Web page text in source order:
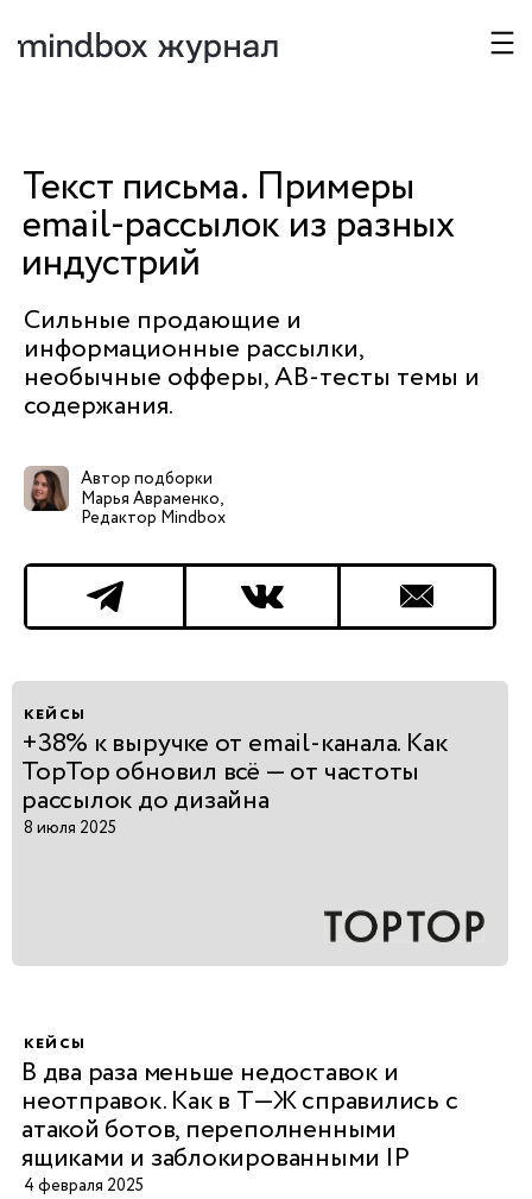
Текст письма. Примеры
email-рассылок из разных
индустрий
Сильные продающие и
информационные рассылки,
необычные офферы, AB-тесты темы и
содержания.
Автор подборки
Марья Авраменко,
Редактор Mindbox
кейсы
+38% к выручке от email-канала. Как
TopTop обновил всё — от частоты
рассылок до дизайна
8 июля 2025
кейсы
В два раза меньше недоставок и
неотправок. Как в Т—Ж справились с
атакой ботов, переполненными
ящиками и заблокированными IP
4 февраля 2025
поможем выбрать тариф и ответим
оформлением подписки можно
бесплатно.
Компания
Эл. почта
Размер базы
Свяжемся в